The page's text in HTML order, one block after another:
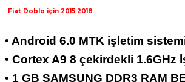
Fiat Doblo için 2015 2018
• Android 6.0 MTK işletim
• Cortex A9 8 çekirdekli 1.6GHz
• 1 GB SAMSUNG DDR3 RAM